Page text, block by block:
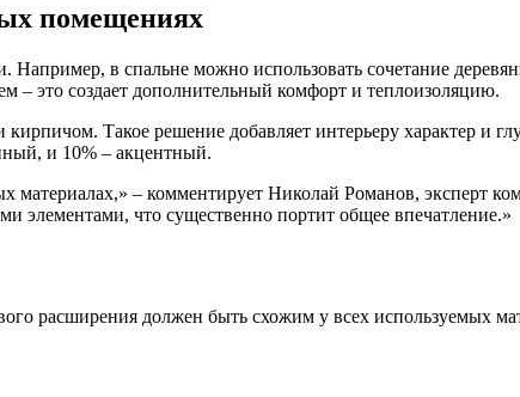
помещениях
в спальне можно использовать сочетание
– это создает дополнительный комфорт и теплоизоляцию.
Такое решение добавляет интерьеру характер и
и 10% – акцентный.
– комментирует Николай Романов, эксперт
элементами, что существенно портит общее впечатление.»
расширения должен быть схожим у всех используемых